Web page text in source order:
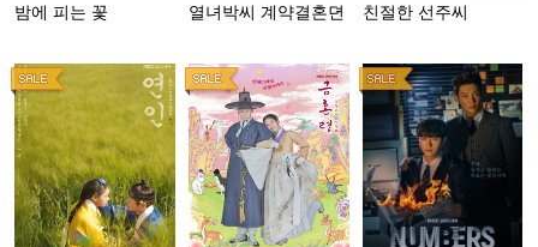
밤에 피는 꽃 열녀박씨 계약결혼뎐 친절한 선주씨